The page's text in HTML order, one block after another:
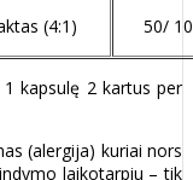
(4:1) 50/
kapsulę 2 kartus per
(alergija) kuriai nors
laikotarpiu – tik